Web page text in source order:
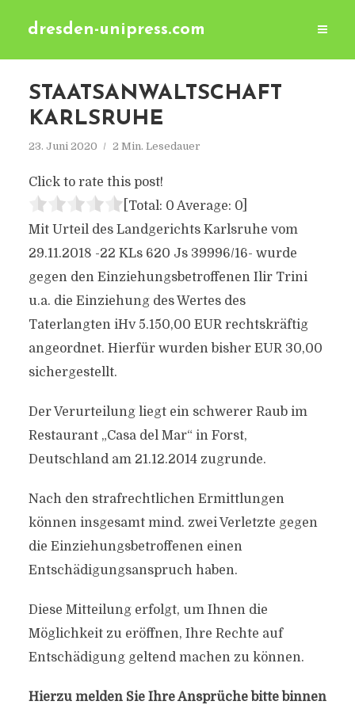
dresden-unipress.com
STAATSANWALTSCHAFT
KARLSRUHE
23. Juni 2020 2 Min. Lesedauer
Click to rate this post!
[Total: 0 Average: 0]
Mit Urteil des Landgerichts Karlsruhe vom
29.11.2018 -22 KLs 620 Js 39996/16- wurde
gegen den Einziehungsbetroffenen Ilir Trini
u.a. die Einziehung des Wertes des
Taterlangten iHv 5.150,00 EUR rechtskräftig
angeordnet. Hierfür wurden bisher EUR 30,00
sichergestellt.
Der Verurteilung liegt ein schwerer Raub im
Restaurant „Casa del Mar“ in Forst,
Deutschland am 21.12.2014 zugrunde.
Nach den strafrechtlichen Ermittlungen
können insgesamt mind. zwei Verletzte gegen
die Einziehungsbetroffenen einen
Entschädigungsanspruch haben.
Diese Mitteilung erfolgt, um Ihnen die
Möglichkeit zu eröffnen, Ihre Rechte auf
Entschädigung geltend machen zu können.
Hierzu melden Sie Ihre Ansprüche bitte binnen